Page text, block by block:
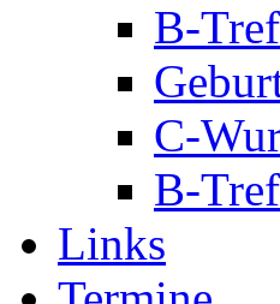
B-
C-
B-
Links